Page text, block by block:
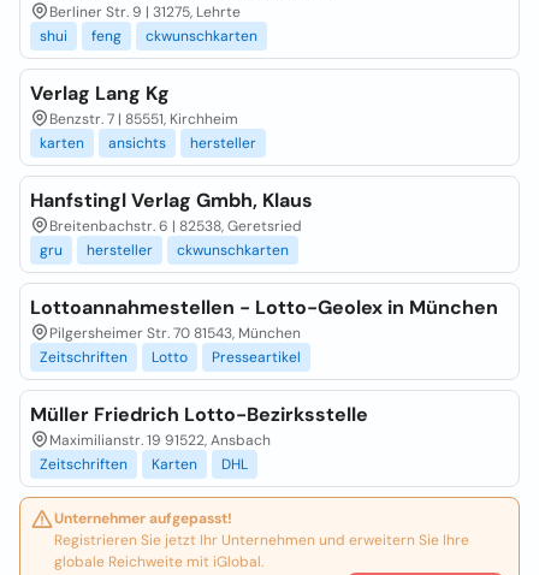
Berliner Str. 9 | 31275, Lehrte
shui
feng ckwunschkarten
Verlag Lang Kg
Benzstr. 7 | 85551, Kirchheim
karten
ansichts hersteller
Hanfstingl Verlag Gmbh, Klaus
Breitenbachstr. 6 | 82538, Geretsried
gru
hersteller ckwunschkarten
Lottoannahmestellen - Lotto-Geolex in München
Pilgersheimer Str. 70 81543, München
Zeitschriften
Lotto Presseartikel
Müller Friedrich Lotto-Bezirksstelle
Maximilianstr. 19 91522, Ansbach
Zeitschriften
Karten DHL
Unternehmer aufgepasst!
Registrieren Sie jetzt Ihr Unternehmen und erweitern Sie Ihre
globale Reichweite mit iGlobal.